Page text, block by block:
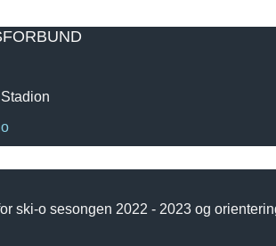
ski-o sesongen 2022 - 2023 og